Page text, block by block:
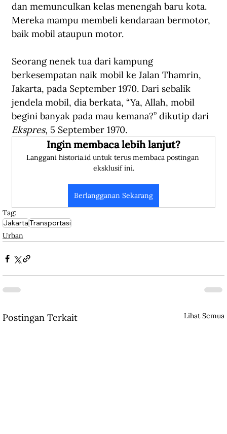
dan memunculkan kelas menengah baru kota.
Mereka mampu membeli kendaraan bermotor,
baik mobil ataupun motor.
Seorang nenek tua dari kampung
berkesempatan naik mobil ke Jalan Thamrin,
Jakarta, pada September 1970. Dari sebalik
jendela mobil, dia berkata, “Ya, Allah, mobil
begini banyak pada mau kemana?” dikutip dari
Ekspres, 5 September 1970.
Ingin membaca lebih lanjut?
Langgani historia.id untuk terus membaca postingan
eksklusif ini.
Berlangganan Sekarang
Tag:
JakartaTransportasi
Urban
Postingan Terkait Lihat Semua